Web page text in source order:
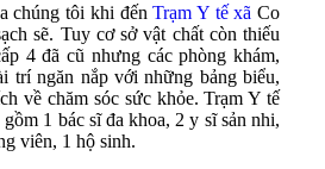
chúng tôi khi đếnTrạm Y tế xã Co
sẽ. Tuy cơ sở vật chất còn thiếu
4 đã cũ nhưng các phòng khám,
trí ngăn nắp với những bảng biểu,
về chăm sóc sức khỏe. Trạm Y tế
1 bác sĩ đa khoa, 2 y sĩ sản nhi,
viên, 1 hộ sinh.